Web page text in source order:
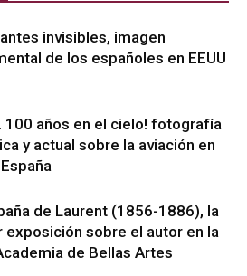
invisibles, imagen
de los españoles en EEUU
100 años en el cielo! fotografía
y actual sobre la aviación en
de Laurent (1856-1886), la
exposición sobre el autor en la
de Bellas Artes